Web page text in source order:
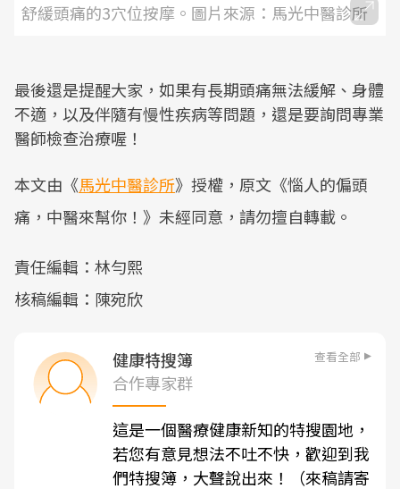
舒緩頭痛的3穴位按摩。圖片來源：馬光中醫診所
最後還是提醒大家，如果有長期頭痛無法緩解、身體
不適，以及伴隨有慢性疾病等問題，還是要詢問專業
醫師檢查治療喔！
本文由《馬光中醫診所》授權，原文《惱人的偏頭
痛，中醫來幫你！》未經同意，請勿擅自轉載。
責任編輯：林勻熙
核稿編輯：陳宛欣
健康特搜簿 查看全部
合作專家群
這是一個醫療健康新知的特搜園地，
若您有意見想法不吐不快，歡迎到我
們特搜簿，大聲說出來！（來稿請寄